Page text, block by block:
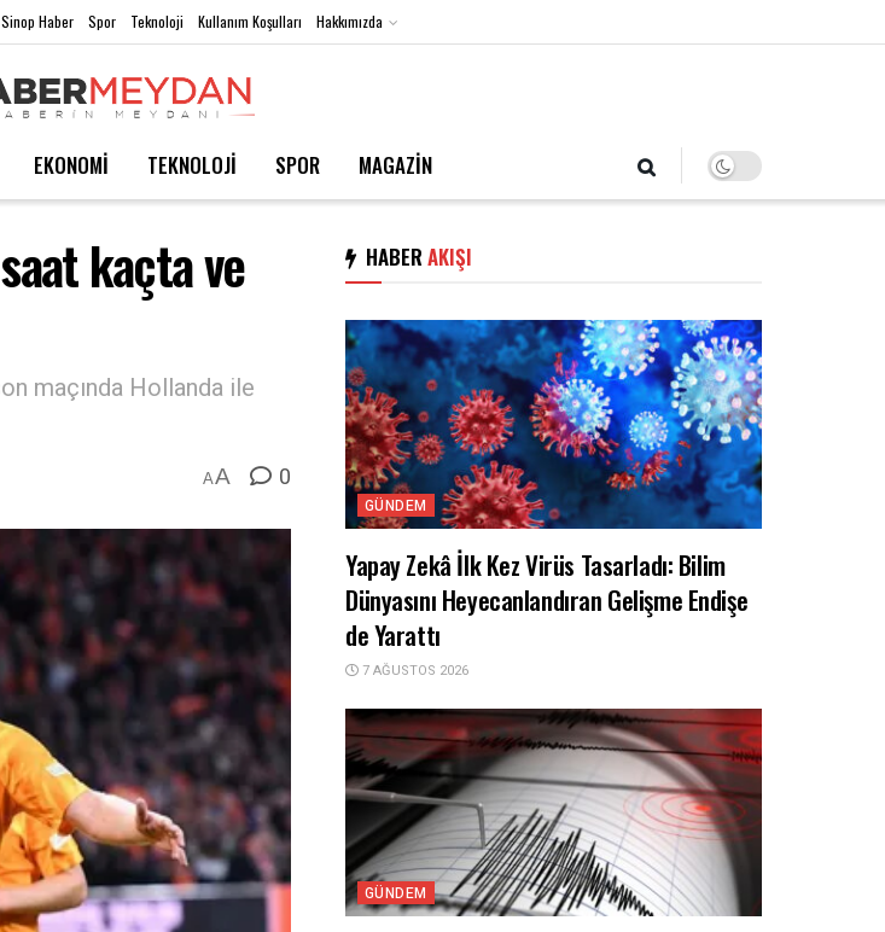
Sinop Haber Spor Teknoloji Kullanım Koşulları Hakkımızda
EKONOMİ TEKNOLOJİ SPOR MAGAZİN
kaçta ve
maçında Hollanda ile
AA 0
HABER AKIŞI
GÜNDEM
Yapay Zekâ İlk Kez Virüs Tasarladı: Bilim
Dünyasını Heyecanlandıran Gelişme Endişe
de Yarattı
7 AĞUSTOS 2026
GÜNDEM